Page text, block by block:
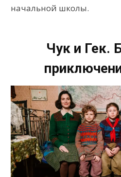
начальной школы.
Чук и Гек.